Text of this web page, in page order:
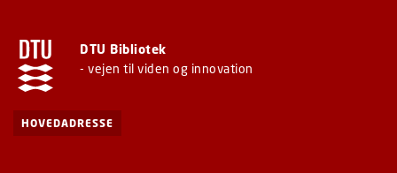
DTU Bibliotek
- vejen til viden og innovation
HOVEDADRESSE